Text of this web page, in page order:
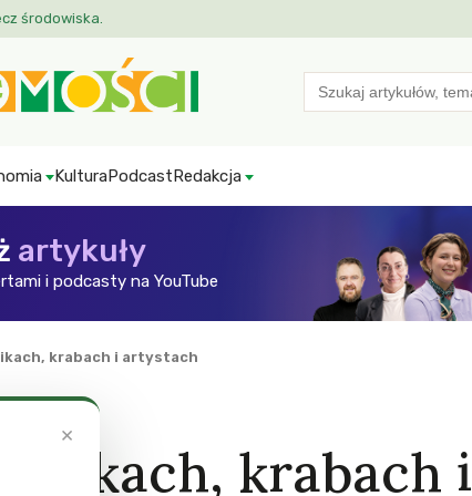
środowiska.
Search
for:
KulturaPodcastRedakcja
artykuły
i podcasty na YouTube
krabach i artystach
krabach i
×